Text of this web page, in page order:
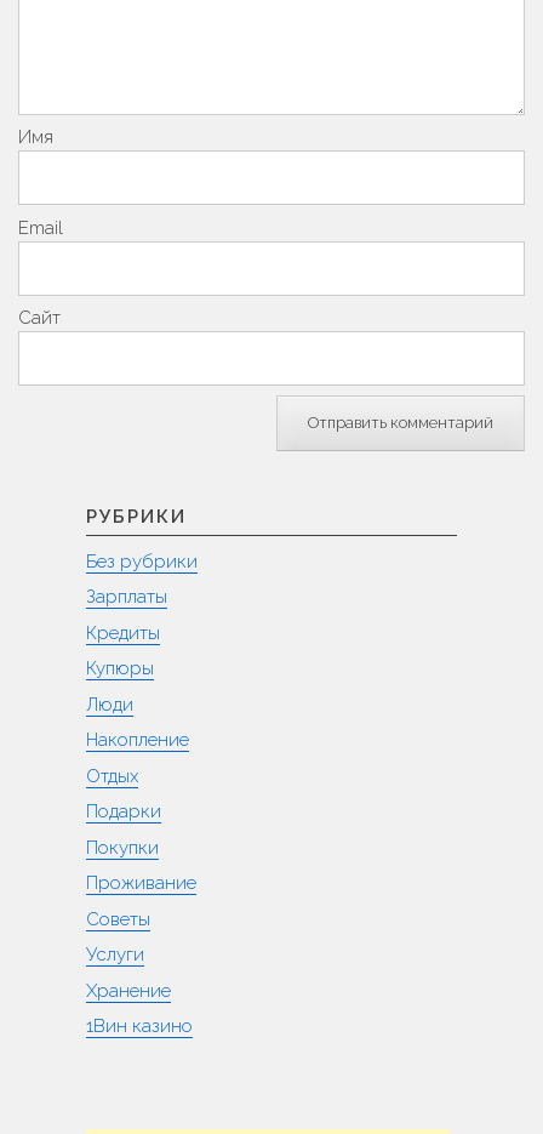
Имя
Email
Сайт
РУБРИКИ
Без рубрики
Зарплаты
Кредиты
Купюры
Люди
Накопление
Отдых
Подарки
Покупки
Проживание
Советы
Услуги
Хранение
1Вин казино